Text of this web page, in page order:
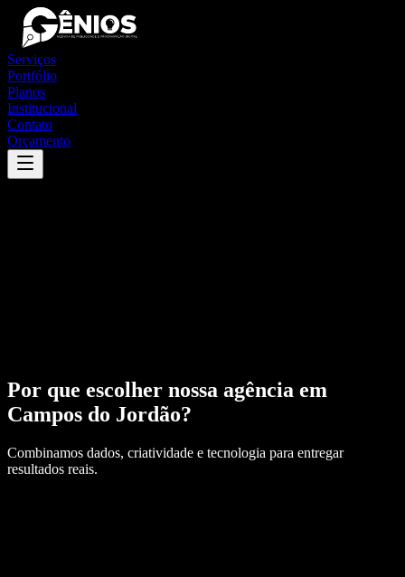
Serviços
Portfólio
Planos
Institucional
Contato
Orçamento
Por que escolher nossa agência em
Campos do Jordão?
Combinamos dados, criatividade e tecnologia para entregar
resultados reais.